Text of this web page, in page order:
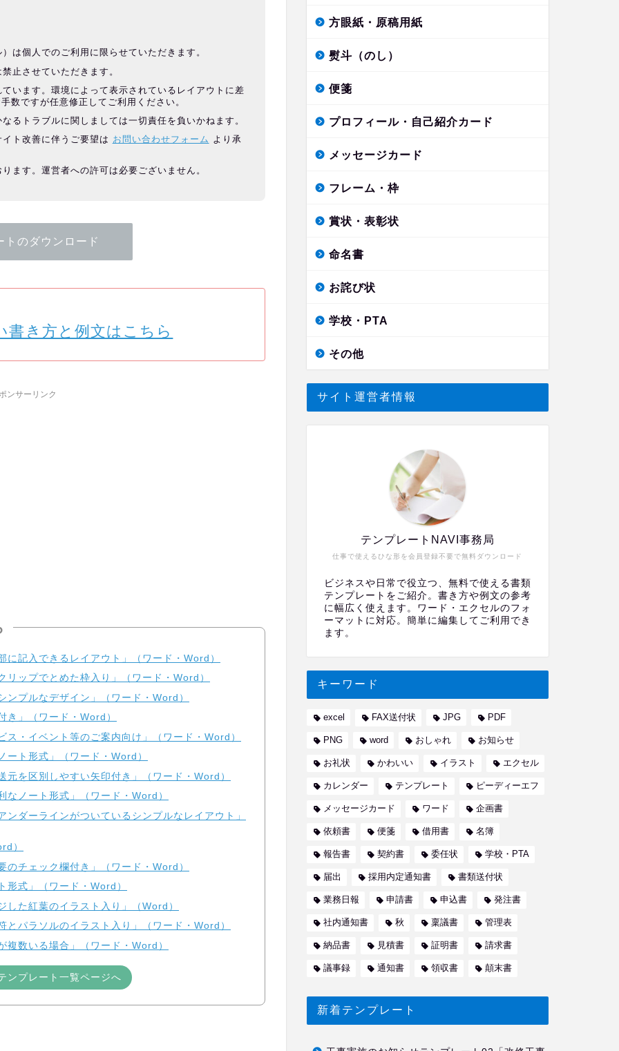
は個人でのご利用に限らせていただきます。
止させていただきます。
います。環境によって表示されているレイアウトに差
数ですが任意修正してご利用ください。
るトラブルに関しましては一切責任を負いかねます。
ト改善に伴うご要望は お問い合わせフォーム より承
ます。運営者への許可は必要ございません。
トのダウンロード
書き方と例文はこちら
ンサーリンク
記入できるレイアウト」（ワード・Word）
ップでとめた枠入り」（ワード・Word）
プルなデザイン」（ワード・Word）
き」（ワード・Word）
・イベント等のご案内向け」（ワード・Word）
ト形式」（ワード・Word）
を区別しやすい矢印付き」（ワード・Word）
ノート形式」（ワード・Word）
ダーラインがついているシンプルなレイアウト」
）
チェック欄付き」（ワード・Word）
形式」（ワード・Word）
た紅葉のイラスト入り」（Word）
パラソルのイラスト入り」（ワード・Word）
数いる場合」（ワード・Word）
ンプレート一覧ページへ
方眼紙・原稿用紙
熨斗（のし）
便箋
プロフィール・自己紹介カード
メッセージカード
フレーム・枠
賞状・表彰状
命名書
お詫び状
学校・PTA
その他
サイト運営者情報
仕事で使えるひな形を会員登録不要で無料ダウンロード
テンプレートNAVI事務局
ビジネスや日常で役立つ、無料で使える書類
テンプレートをご紹介。書き方や例文の参考
に幅広く使えます。ワード・エクセルのフォ
ーマットに対応。簡単に編集してご利用でき
ます。
キーワード
excel FAX送付状 JPG PDF
PNG word おしゃれ お知らせ
お礼状 かわいい イラスト エクセル
カレンダー テンプレート ピーディーエフ
メッセージカード ワード 企画書
依頼書 便箋 借用書 名簿
報告書 契約書 委任状 学校・PTA
届出 採用内定通知書 書類送付状
業務日報 申請書 申込書 発注書
社内通知書 秋 稟議書 管理表
納品書 見積書 証明書 請求書
議事録 通知書 領収書 顛末書
新着テンプレート